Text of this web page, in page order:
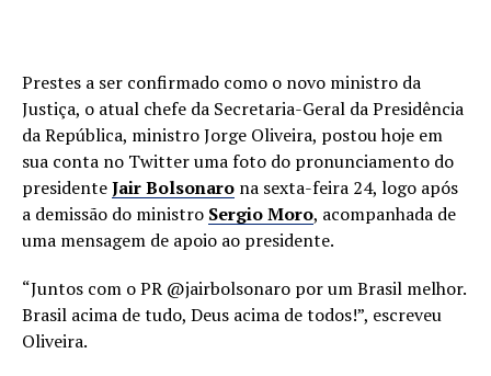
Prestes a ser confirmado como o novo ministro da
Justiça, o atual chefe da Secretaria-Geral da Presidência
da República, ministro Jorge Oliveira, postou hoje em
sua conta no Twitter uma foto do pronunciamento do
presidenteJair Bolsonaro na sexta-feira 24, logo após
a demissão do ministro Sergio Moro, acompanhada de
uma mensagem de apoio ao presidente.
“Juntos com o PR @jairbolsonaro por um Brasil melhor.
Brasil acima de tudo, Deus acima de todos!”, escreveu
Oliveira.